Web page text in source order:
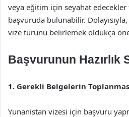
veya eğitim için seyahat
başvuruda bulunabilir.
vize türünü belirlemek oldukça
Başvurunun Hazırlık
1. Gerekli Belgelerin
Yunanistan vizesi için başvuru